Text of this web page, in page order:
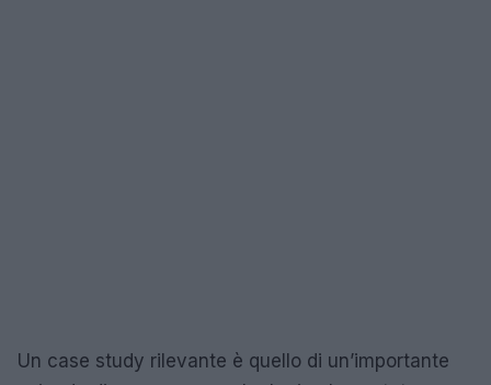
Un case study rilevante è quello di un’importante